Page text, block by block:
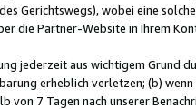
Gerichtswegs), wobei eine
die Partner-Website in Ihrem
jederzeit aus wichtigem Grund
erheblich verletzen; (b)
von 7 Tagen nach unserer